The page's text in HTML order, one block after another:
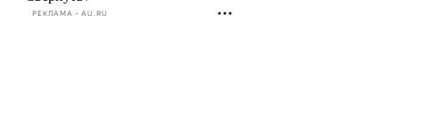
РЕКЛАМА • AU.RU